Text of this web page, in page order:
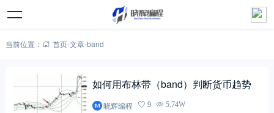
当前位置： 首页-文章-band
如何用布林带（band）判断货币趋势
晓辉编程 9 5.74W